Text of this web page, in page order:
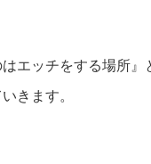
エッチをする場所』
きます。